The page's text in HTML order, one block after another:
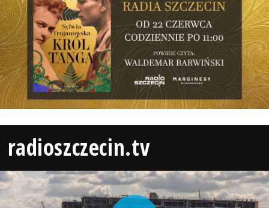
radioszczecin.tv